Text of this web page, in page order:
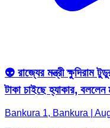
👽 রাজ্যের মন্ত্রী
টাকা চাইছে হ্যাকার, বললেন
Bankura 1, Bankura |